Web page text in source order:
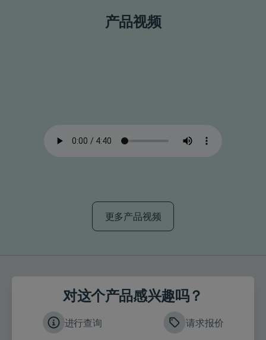
产品视频
更多产品视频
对这个产品感兴趣吗？
进行查询 请求报价